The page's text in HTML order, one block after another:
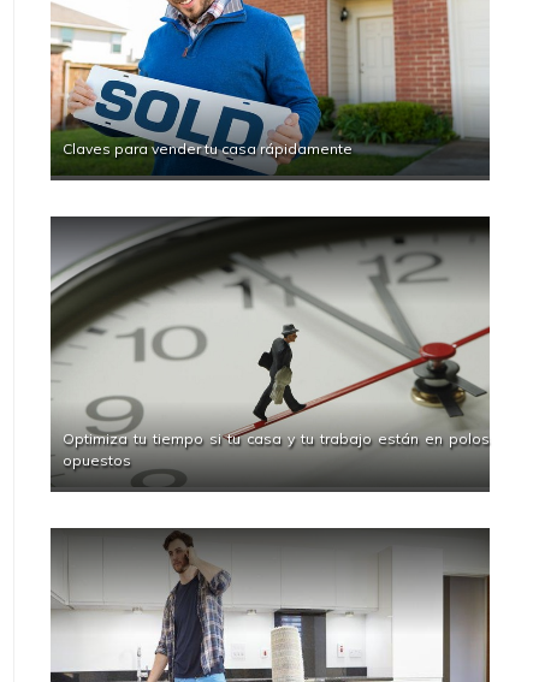
Claves para vender tu casa rápidamente
Optimiza tu tiempo si tu casa y tu trabajo están en polos
opuestos